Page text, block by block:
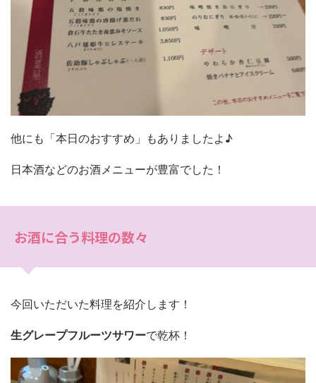
他にも「本日のおすすめ」もありましたよ♪
日本酒などのお酒メニューが豊富でした！
お酒に合う料理の数々
今回いただいた料理を紹介します！
生グレープフルーツサワーで乾杯！